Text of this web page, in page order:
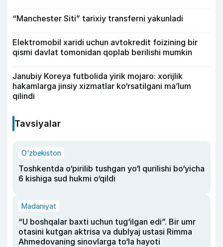
“Manchester Siti” tarixiy transferni yakunladi
Elektromobil xaridi uchun avtokredit foizining bir
qismi davlat tomonidan qoplab berilishi mumkin
Janubiy Koreya futbolida yirik mojaro: xorijlik
hakamlarga jinsiy xizmatlar ko‘rsatilgani ma’lum
qilindi
Tavsiyalar
O‘zbekiston
Toshkentda o‘pirilib tushgan yo‘l qurilishi bo‘yicha
6 kishiga sud hukmi o‘qildi
Madaniyat
“U boshqalar baxti uchun tug‘ilgan edi”. Bir umr
otasini kutgan aktrisa va dublyaj ustasi Rimma
Ahmedovaning sinovlarga to‘la hayoti